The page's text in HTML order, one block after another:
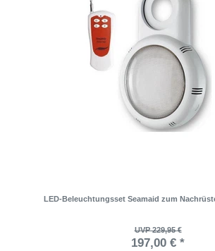
LED-Beleuchtungsset Seamaid zum
UVP 229,95 €
197,00 € *